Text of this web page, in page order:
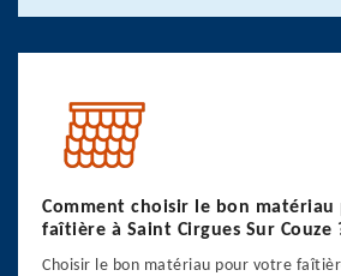
Comment choisir le bon
faîtière à Saint Cirgues Sur Couze
Choisir le bon matériau pour votre